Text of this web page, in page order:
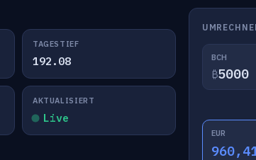
TAGESTIEF
192.08
AKTUALISIERT
Live
BCH
₿
EUR